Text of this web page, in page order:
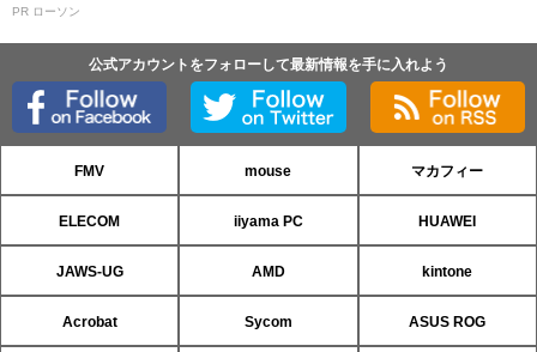
PR ローソン
公式アカウントをフォローして最新情報を手に入れよう
FMV mouse マカフィー
ELECOM iiyama PC HUAWEI
JAWS-UG AMD kintone
Acrobat Sycom ASUS ROG